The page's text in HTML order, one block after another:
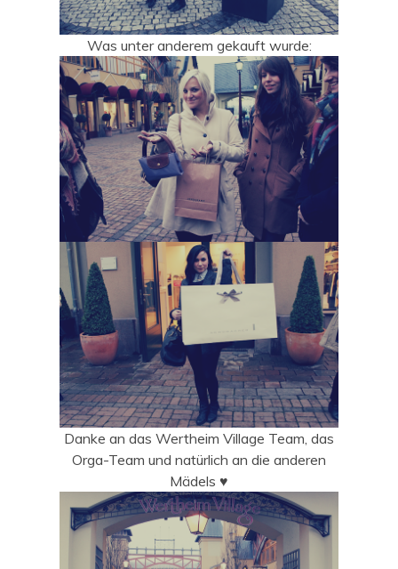
Was unter anderem gekauft wurde:
Danke an das Wertheim Village Team, das
Orga-Team und natürlich an die anderen
Mädels ♥